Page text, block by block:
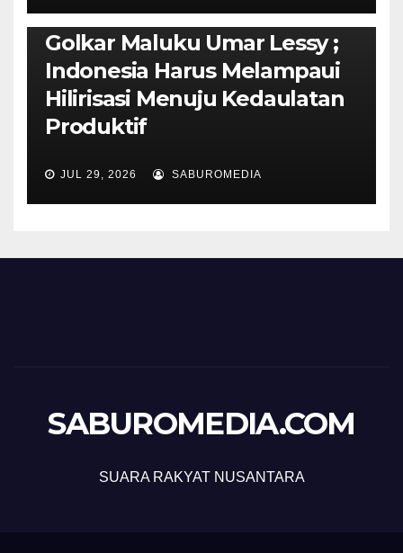
Isi Materi LK-III HMI, Ketua
Golkar Maluku Umar Lessy ;
Indonesia Harus Melampaui
Hilirisasi Menuju Kedaulatan
Produktif
JUL 29, 2026 SABUROMEDIA
SABUROMEDIA.COM
SUARA RAKYAT NUSANTARA